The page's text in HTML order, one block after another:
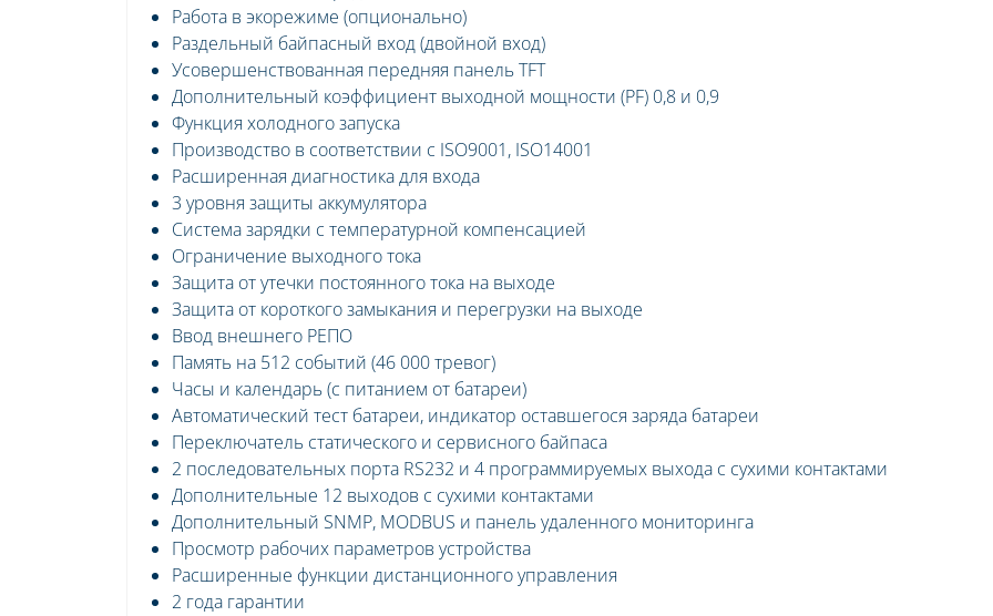
Работа в экорежиме (опционально)
Раздельный байпасный вход (двойной вход)
Усовершенствованная передняя панель TFT
Дополнительный коэффициент выходной мощности (PF) 0,8 и 0,9
Функция холодного запуска
Производство в соответствии с ISO9001, ISO14001
Расширенная диагностика для входа
3 уровня защиты аккумулятора
Система зарядки с температурной компенсацией
Ограничение выходного тока
Защита от утечки постоянного тока на выходе
Защита от короткого замыкания и перегрузки на выходе
Ввод внешнего РЕПО
Память на 512 событий (46 000 тревог)
Часы и календарь (с питанием от батареи)
Автоматический тест батареи, индикатор оставшегося заряда батареи
Переключатель статического и сервисного байпаса
2 последовательных порта RS232 и 4 программируемых выхода с сухими контактами
Дополнительные 12 выходов с сухими контактами
Дополнительный SNMP, MODBUS и панель удаленного мониторинга
Просмотр рабочих параметров устройства
Расширенные функции дистанционного управления
2 года гарантии